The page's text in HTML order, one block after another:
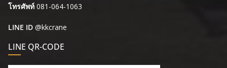
โทรศัพท์ 081-064-1063
LINE ID @kkcrane
LINE QR-CODE